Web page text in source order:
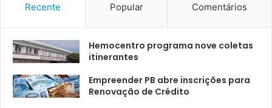
Recente Popular Comentários
Hemocentro programa nove coletas
itinerantes
Empreender PB abre inscrições para
Renovação de Crédito